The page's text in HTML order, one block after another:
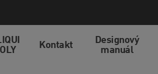
Kontakt
Designový
manuál